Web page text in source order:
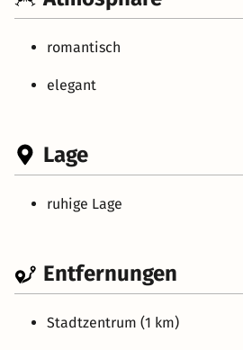
romantisch
elegant
Lage
ruhige Lage
Entfernungen
Stadtzentrum (1 km)